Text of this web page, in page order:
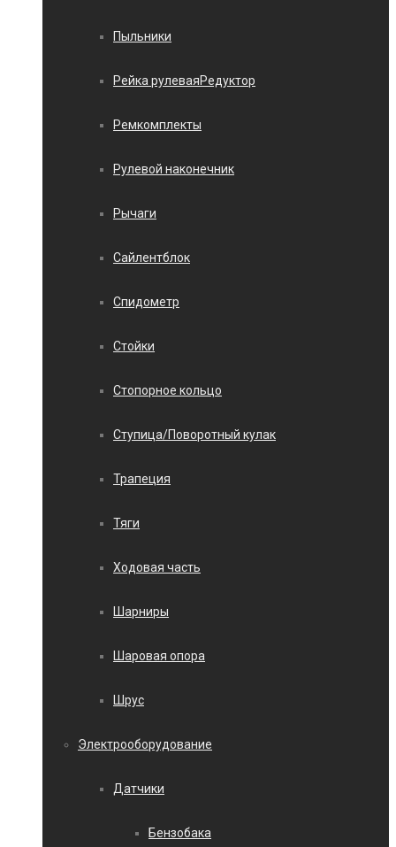
Пыльники
Рейка рулеваяРедуктор
Ремкомплекты
Рулевой наконечник
Рычаги
Сайлентблок
Спидометр
Стойки
Стопорное кольцо
Ступица/Поворотный кулак
Трапеция
Тяги
Ходовая часть
Шарниры
Шаровая опора
Шрус
Электрооборудование
Датчики
Бензобака